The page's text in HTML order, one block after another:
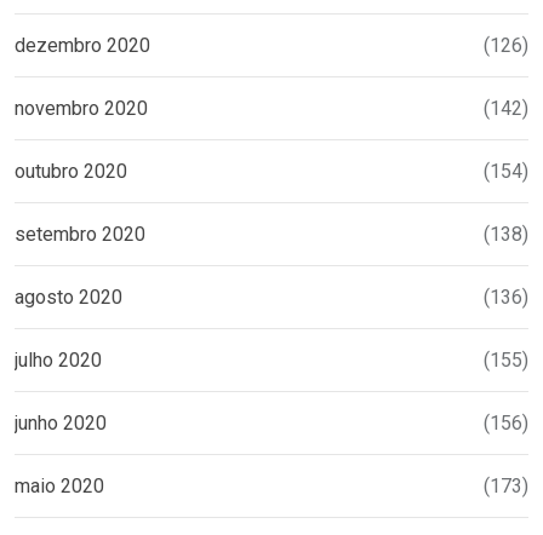
dezembro 2020 (126)
novembro 2020 (142)
outubro 2020 (154)
setembro 2020 (138)
agosto 2020 (136)
julho 2020 (155)
junho 2020 (156)
maio 2020 (173)